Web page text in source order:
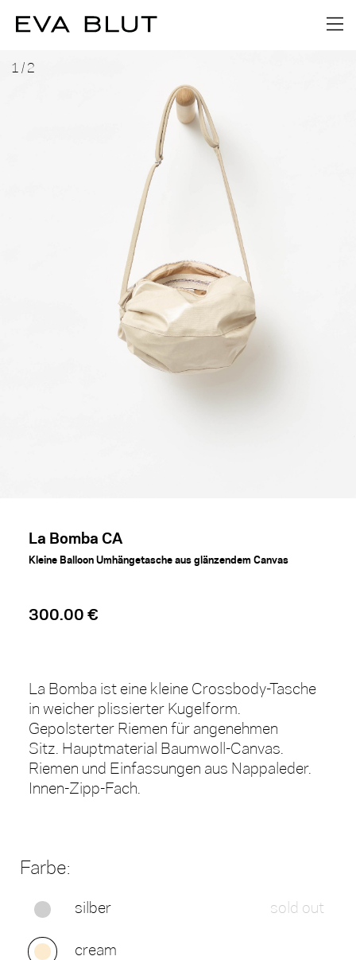
1 / 2
La Bomba CA
Kleine Balloon Umhängetasche aus glänzendem Canvas
300.00 €
La Bomba ist eine kleine Crossbody-Tasche
in weicher plissierter Kugelform.
Gepolsterter Riemen für angenehmen
Sitz. Hauptmaterial Baumwoll-Canvas.
Riemen und Einfassungen aus Nappaleder.
Innen-Zipp-Fach.
Farbe:
silber sold out
cream